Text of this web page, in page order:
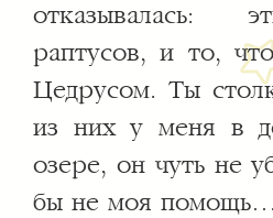
отказывалась:
раптусов, и то,
Цедрусом. Ты
из них у меня в
озере, он чуть не
бы не моя помощь…